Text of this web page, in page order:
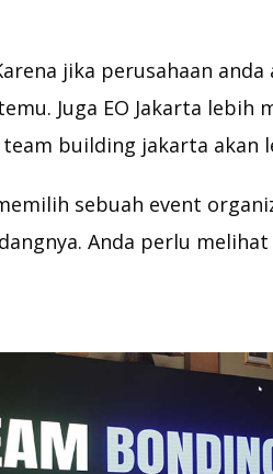
jika perusahaan
Juga EO Jakarta lebih
building jakarta akan
sebuah event
Anda perlu